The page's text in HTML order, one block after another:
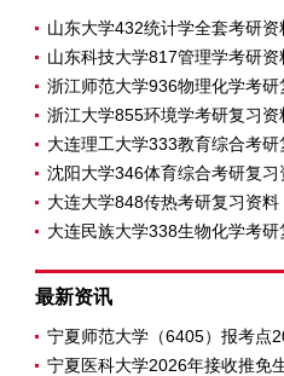
山东大学432统计学全套考研资
山东科技大学817管理学考研资
浙江师范大学936物理化学考研
浙江大学855环境学考研复习资
大连理工大学333教育综合考研
沈阳大学346体育综合考研复习
大连大学848传热考研复习资料
大连民族大学338生物化学考研
最新资讯
宁夏师范大学（6405）报考点
宁夏医科大学2026年接收推免生